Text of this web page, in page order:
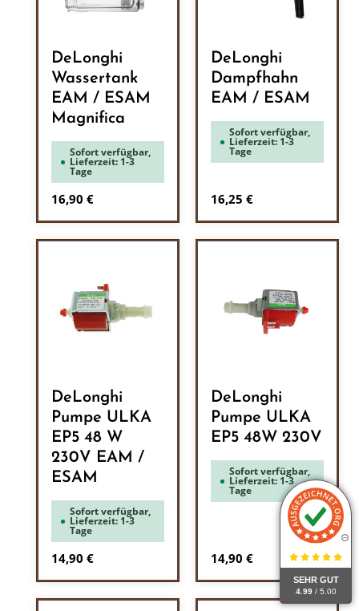
SEHR GUT
4.99 / 5.00
DeLonghi
Wassertank
EAM / ESAM
Magnifica
Sofort verfügbar,
Lieferzeit: 1-3
Tage
Regulärer Preis:
16,90 €
DeLonghi
Dampfhahn
EAM / ESAM
Sofort verfügbar,
Lieferzeit: 1-3
Tage
Regulärer Preis:
16,25 €
DeLonghi
Pumpe ULKA
EP5 48 W
230V EAM /
ESAM
Sofort verfügbar,
Lieferzeit: 1-3
Tage
Regulärer Preis:
14,90 €
DeLonghi
Pumpe ULKA
EP5 48W 230V
Sofort verfügbar,
Lieferzeit: 1-3
Tage
Regulärer Preis:
14,90 €